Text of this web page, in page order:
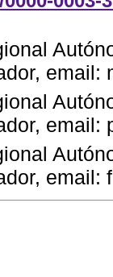
email:
email:
email: